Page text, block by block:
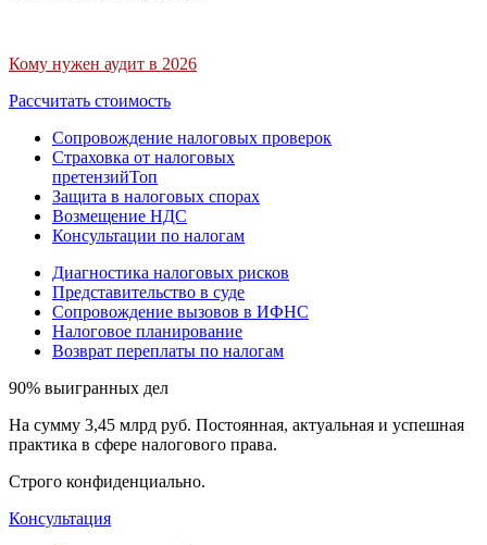
Кому нужен аудит в 2026
Рассчитать стоимость
Сопровождение налоговых проверок
Страховка от налоговых
претензийТоп
Защита в налоговых спорах
Возмещение НДС
Консультации по налогам
Диагностика налоговых рисков
Представительство в суде
Сопровождение вызовов в ИФНС
Налоговое планирование
Возврат переплаты по налогам
90% выигранных дел
На сумму 3,45 млрд руб. Постоянная, актуальная и успешная
практика в сфере налогового права.
Строго конфиденциально.
Консультация